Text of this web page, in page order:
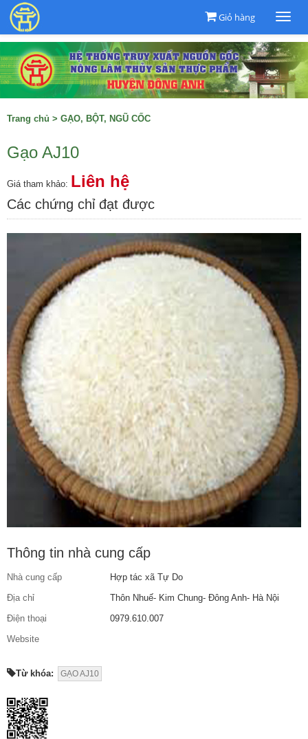
Giỏ hàng
Trang chủ > GẠO, BỘT, NGŨ CỐC
Gạo AJ10
Giá tham khảo: Liên hệ
Các chứng chỉ đạt được
Thông tin nhà cung cấp
Nhà cung cấp
Hợp tác xã Tự Do
Địa chỉ
Thôn Nhuế- Kim Chung- Đông Anh- Hà Nội
Điện thoại
0979.610.007
Website
Từ khóa: GẠO AJ10